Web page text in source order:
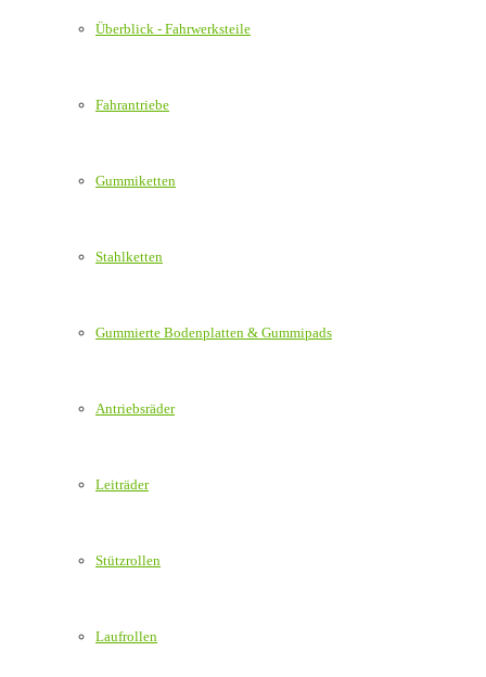
Überblick - Fahrwerksteile
Fahrantriebe
Gummiketten
Stahlketten
Gummierte Bodenplatten & Gummipads
Antriebsräder
Leiträder
Stützrollen
Laufrollen